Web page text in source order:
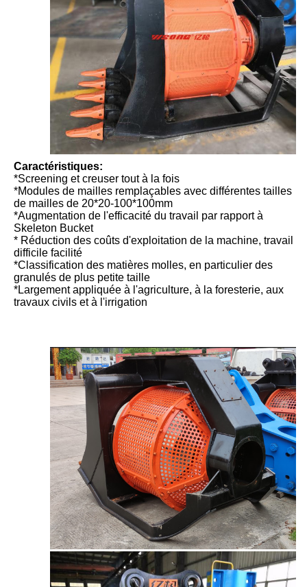
Caractéristiques:
*Screening et creuser tout à la fois
*Modules de mailles remplaçables avec différentes tailles
de mailles de 20*20-100*100mm
*Augmentation de l'efficacité du travail par rapport à
Skeleton Bucket
* Réduction des coûts d'exploitation de la machine, travail
difficile facilité
*Classification des matières molles, en particulier des
granulés de plus petite taille
*Largement appliquée à l'agriculture, à la foresterie, aux
travaux civils et à l'irrigation